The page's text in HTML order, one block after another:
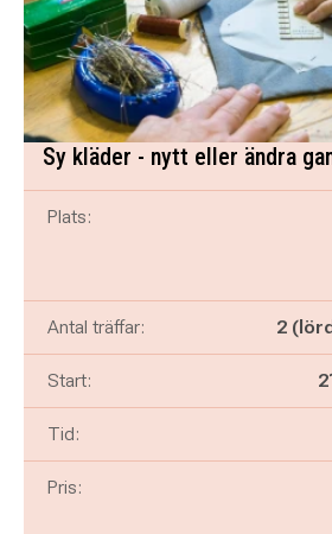
Sy kläder - nytt eller ändra
Plats:
Antal träffar: 2
Start:
Tid:
Pris: